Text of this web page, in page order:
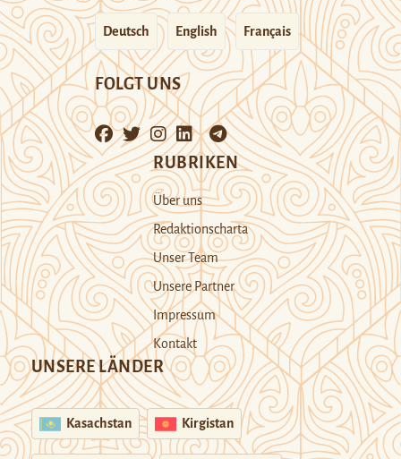
Deutsch English Français
FOLGT UNS
RUBRIKEN
Über uns
Redaktionscharta
Unser Team
Unsere Partner
Impressum
Kontakt
UNSERE LÄNDER
Kasachstan Kirgistan